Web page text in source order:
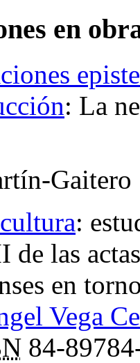
en
: La
Gaitero
:
de las
en
Vega
84-